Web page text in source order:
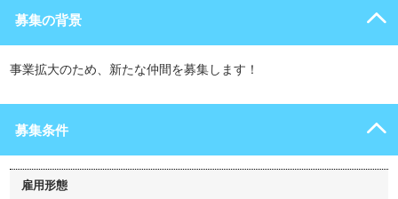
募集の背景
事業拡大のため、新たな仲間を募集します！
募集条件
雇用形態